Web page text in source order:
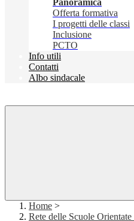
Panoramica
Offerta formativa
I progetti delle classi
Inclusione
PCTO
Info utili
Contatti
Albo sindacale
Home >
Rete delle Scuole